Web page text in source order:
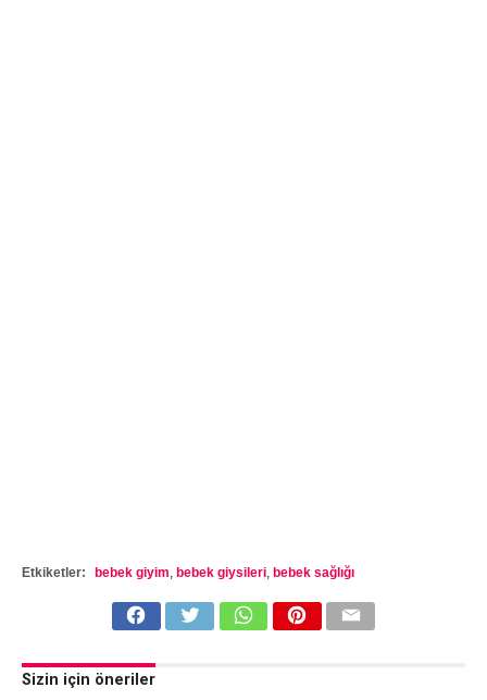
Etkiketler: bebek giyim, bebek giysileri, bebek sağlığı
Sizin için öneriler